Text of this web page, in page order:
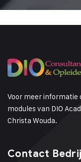
Voor meer informatie
modules van DIO
Christa Wouda.
Contact